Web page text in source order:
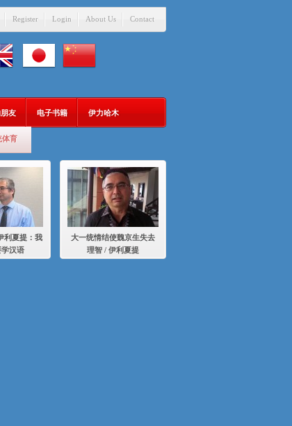
Register Login About Us Contact
友 电子书籍 伊力哈木
体育
利夏提：我
汉语
大一统情结使魏京生失去
理智 / 伊利夏提